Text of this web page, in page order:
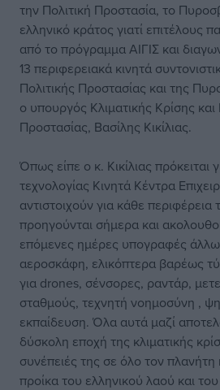
την Πολιτική Προστασία, το
ελληνικό κράτος γιατί επιτέλους
από το πρόγραμμα ΑΙΓΙΣ και
13 περιφερειακά κινητά
Πολιτικής Προστασίας και της
ο υπουργός Κλιματικής Κρίσης και
Προστασίας, Βασίλης Κικίλιας.
Όπως είπε ο κ. Κικίλιας πρόκειται
τεχνολογίας Κινητά Κέντρα
αντιστοιχούν για κάθε
προηγούνται σήμερα και
επόμενες ημέρες υπογραφές
αεροσκάφη, ελικόπτερα βαρέως
για drones, σένσορες, ραντάρ,
σταθμούς, τεχνητή νοημοσύνη ,
εκπαίδευση. Όλα αυτά μαζί
δύσκολη εποχή της κλιματικής
συνέπειές της σε όλο τον
προίκα του ελληνικού λαού και